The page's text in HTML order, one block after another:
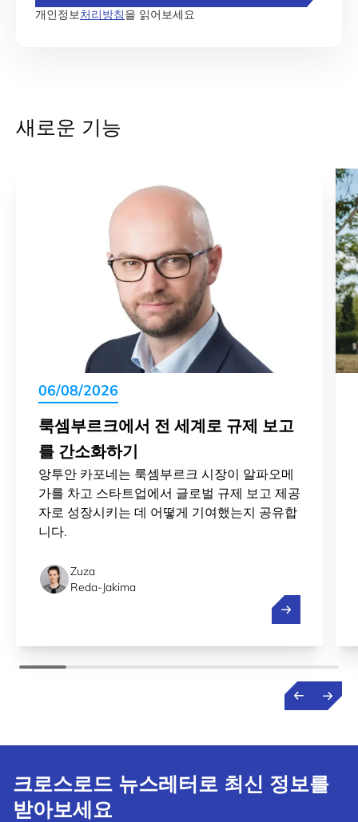
개인정보처리방침을 읽어보세요
새로운 기능
06/08/2026
룩셈부르크에서 전 세계로 규제 보고
를 간소화하기
앙투안 카포네는 룩셈부르크 시장이 알파오메
가를 차고 스타트업에서 글로벌 규제 보고 제공
자로 성장시키는 데 어떻게 기여했는지 공유합
니다.
Zuza
Reda-Jakima
룩셈부르크에
크로스로드 뉴스레터로 최신 정보를
받아보세요